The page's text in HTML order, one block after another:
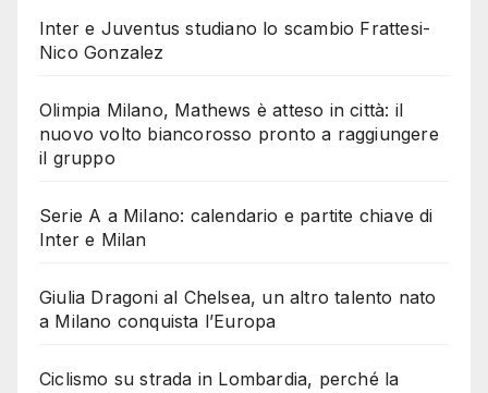
Inter e Juventus studiano lo scambio Frattesi-
Nico Gonzalez
Olimpia Milano, Mathews è atteso in città: il
nuovo volto biancorosso pronto a raggiungere
il gruppo
Serie A a Milano: calendario e partite chiave di
Inter e Milan
Giulia Dragoni al Chelsea, un altro talento nato
a Milano conquista l’Europa
Ciclismo su strada in Lombardia, perché la